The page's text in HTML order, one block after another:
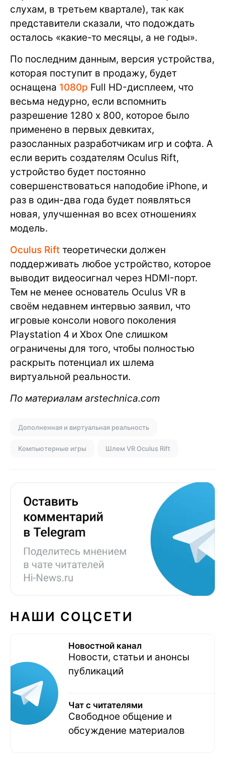
слухам, в третьем квартале), так как
представители сказали, что подождать
осталось «какие-то месяцы, а не годы».
По последним данным, версия устройства,
которая поступит в продажу, будет
оснащена 1080р Full HD-дисплеем, что
весьма недурно, если вспомнить
разрешение 1280 х 800, которое было
применено в первых девкитах,
разосланных разработчикам игр и софта. А
если верить создателям Oculus Rift,
устройство будет постоянно
совершенствоваться наподобие iPhone, и
раз в один-два года будет появляться
новая, улучшенная во всех отношениях
модель.
Oculus Rift теоретически должен
поддерживать любое устройство, которое
выводит видеосигнал через HDMI-порт.
Тем не менее основатель Oculus VR в
своём недавнем интервью заявил, что
игровые консоли нового поколения
Playstation 4 и Xbox One слишком
ограничены для того, чтобы полностью
раскрыть потенциал их шлема
виртуальной реальности.
По материалам arstechnica.com
Дополненная и виртуальная реальность
Компьютерные игры Шлем VR Oculus Rift
НАШИ СОЦСЕТИ
Новостной канал
Новости, статьи и анонсы
публикаций
Чат с читателями
Свободное общение и
обсуждение материалов